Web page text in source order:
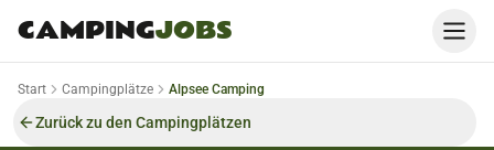
CAMPINGJOBS
Start Campingplätze Alpsee Camping
Zurück zu den Campingplätzen